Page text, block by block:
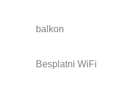
balkon
Besplatni WiFi